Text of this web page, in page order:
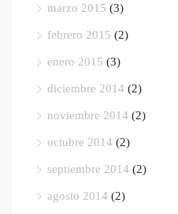
marzo 2015 (3)
febrero 2015 (2)
enero 2015 (3)
diciembre 2014 (2)
noviembre 2014 (2)
octubre 2014 (2)
septiembre 2014 (2)
agosto 2014 (2)